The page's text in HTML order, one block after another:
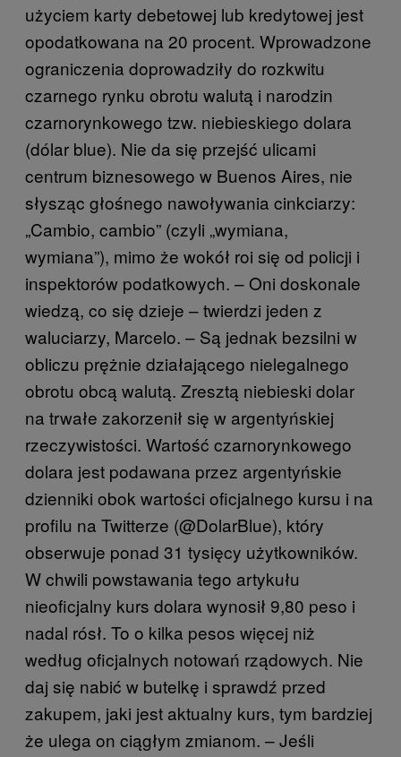
użyciem karty debetowej lub kredytowej jest
opodatkowana na 20 procent. Wprowadzone
ograniczenia doprowadziły do rozkwitu
czarnego rynku obrotu walutą i narodzin
czarnorynkowego tzw. niebieskiego dolara
(dólar blue). Nie da się przejść ulicami
centrum biznesowego w Buenos Aires, nie
słysząc głośnego nawoływania cinkciarzy:
„Cambio, cambio” (czyli „wymiana,
wymiana”), mimo że wokół roi się od policji i
inspektorów podatkowych. – Oni doskonale
wiedzą, co się dzieje – twierdzi jeden z
waluciarzy, Marcelo. – Są jednak bezsilni w
obliczu prężnie działającego nielegalnego
obrotu obcą walutą. Zresztą niebieski dolar
na trwałe zakorzenił się w argentyńskiej
rzeczywistości. Wartość czarnorynkowego
dolara jest podawana przez argentyńskie
dzienniki obok wartości oficjalnego kursu i na
profilu na Twitterze (@DolarBlue), który
obserwuje ponad 31 tysięcy użytkowników.
W chwili powstawania tego artykułu
nieoficjalny kurs dolara wynosił 9,80 peso i
nadal rósł. To o kilka pesos więcej niż
według oficjalnych notowań rządowych. Nie
daj się nabić w butelkę i sprawdź przed
zakupem, jaki jest aktualny kurs, tym bardziej
że ulega on ciągłym zmianom. – Jeśli